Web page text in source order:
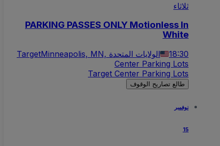
ثلاثاء
PARKING PASSES ONLY Motionless In
White
18:30 Minneapolis, MN, الولايات المتحدة
Target
Center Parking Lots
Target Center Parking Lots
طالع تصاريح الوقوف
نوفمبر
15